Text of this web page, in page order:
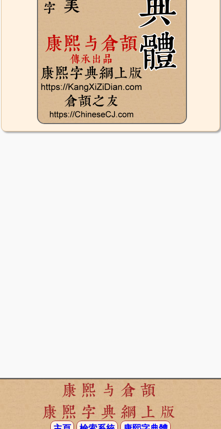
康熙与倉頡
康熙字典網上版